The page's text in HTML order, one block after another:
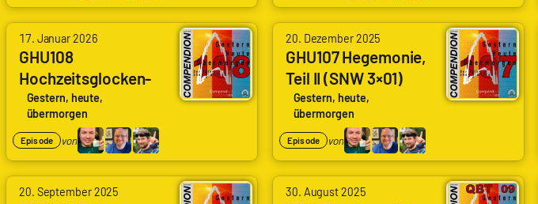
Hunte
Nils
Weltweit,
Frank
Wolf
genugzocken
Hunte
Nils
Weltweit,
Frank
Wolf
genugzocken
17. Januar 2026
GHU108
Hochzeitsglocken-
Blues (SNW 3×02)
(Wedding Bell Blues)
Gestern, heute,
übermorgen
Episode von
von
Arne
Ruddat
Codenaga,
Nils
Hunte
20. Dezember 2025
GHU107 Hegemonie,
Teil II (SNW 3×01)
(Hegemony, Part II)
Gestern, heute,
übermorgen
Episode von
von
Arne
Ruddat
Codenaga,
Nils
Hunte
20. September 2025
von
30. August 2025
von